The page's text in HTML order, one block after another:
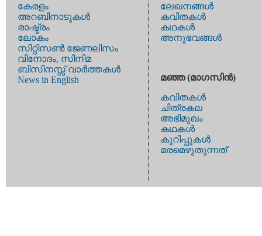
കേരളം
അറബിനാടുകള്‍
രാഷ്ട്രം
ലോകം
സിറ്റിസണ്‍ ജേണലിസം
വിനോദം, സിനിമ
ബിസിനസ്സ് വാര്‍ത്തകള്‍
News in English
ലേഖനങ്ങള്‍
കവിതകള്‍
കഥകള്‍
അനുഭവങ്ങള്‍
മഞ്ഞ (മാഗസിന്‍)
കവിതകള്‍
ചിത്രകല
അഭിമുഖം
കഥകള്‍
കുറിപ്പുകള്‍
മരമെഴുതുന്നത്